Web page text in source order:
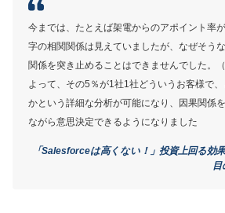
サービス詳細
今までは、たとえば架電からのアポイント率
字の相関関係は見えていましたが、なぜそう
関係を突き止めることはできませんでした。
よって、その5％が1社1社どういうお客様で
かという詳細な分析が可能になり、因果関係
ながら意思決定できるようになりました
「Salesforceは高くない！」投資上回る効
目